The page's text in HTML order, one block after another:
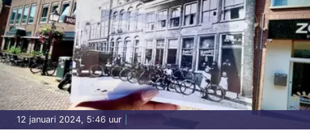
12 januari 2024, 5:46 uur